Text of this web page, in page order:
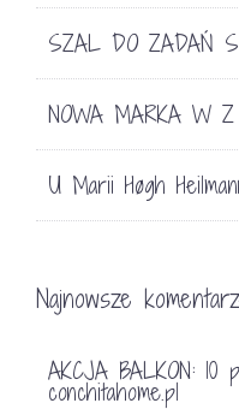
SZAL DO ZADAŃ
NOWA MARKA W Z
U Marii Høgh
Najnowsze
AKCJA BALKON: 10
conchitahome.pl